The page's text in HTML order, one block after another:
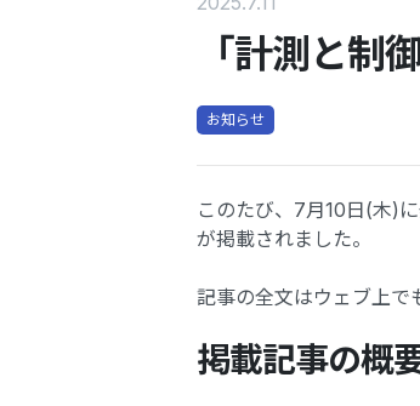
「計測と制
お知らせ
このたび、7月10日(木)
が掲載されました。
記事の全文はウェブ上で
掲載記事の概